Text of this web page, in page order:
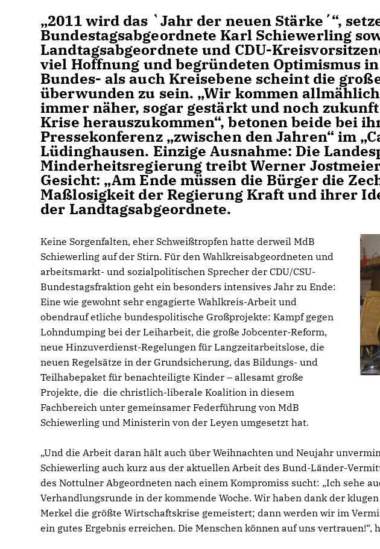
2011 wird das `Jahr der neuen Stärke´“,
Bundestagsabgeordnete Karl Schiewerling
Landtagsabgeordnete und CDU-
viel Hoffnung und begründeten Optimismus
Bundes- als auch Kreisebene scheint die
überwunden zu sein. „Wir kommen
immer näher, sogar gestärkt und noch
Krise herauszukommen“, betonen beide bei
Pressekonferenz „zwischen den Jahren“ im
Lüdinghausen. Einzige Ausnahme: Die
Minderheitsregierung treibt Werner
Gesicht: „Am Ende müssen die Bürger die
Maßlosigkeit der Regierung Kraft und ihrer
der Landtagsabgeordnete.
Keine Sorgenfalten, eher Schweißtropfen hatte derweil MdB
Schiewerling auf der Stirn. Für den Wahlkreisabgeordneten und
arbeitsmarkt- und sozialpolitischen Sprecher der CDU/CSU-
Bundestagsfraktion geht ein besonders intensives Jahr zu Ende:
Eine wie gewohnt sehr engagierte Wahlkreis-Arbeit und
obendrauf etliche bundespolitische Großprojekte: Kampf gegen
Lohndumping bei der Leiharbeit, die große Jobcenter-Reform,
neue Hinzuverdienst-Regelungen für Langzeitarbeitslose, die
neuen Regelsätze in der Grundsicherung, das Bildungs- und
Teilhabepaket für benachteiligte Kinder – allesamt große
Projekte, die die christlich-liberale Koalition in diesem
Fachbereich unter gemeinsamer Federführung von MdB
Schiewerling und Ministerin von der Leyen umgesetzt hat.
Und die Arbeit daran hält auch über Weihnachten und Neujahr
Schiewerling auch kurz aus der aktuellen Arbeit des Bund-Länder-
des Nottulner Abgeordneten nach einem Kompromiss sucht: „Ich sehe
Verhandlungsrunde in der kommende Woche. Wir haben dank der
Merkel die größte Wirtschaftskrise gemeistert; dann werden wir im
ein gutes Ergebnis erreichen. Die Menschen können auf uns vertrauen!“,